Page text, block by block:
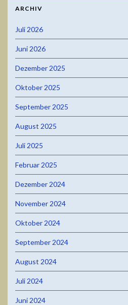
ARCHIV
Juli 2026
Juni 2026
Dezember 2025
Oktober 2025
September 2025
August 2025
Juli 2025
Februar 2025
Dezember 2024
November 2024
Oktober 2024
September 2024
August 2024
Juli 2024
Juni 2024